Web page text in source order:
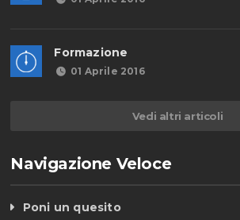
Formazione
01 Aprile 2016
Vedi altri articoli
Navigazione Veloce
Poni un quesito